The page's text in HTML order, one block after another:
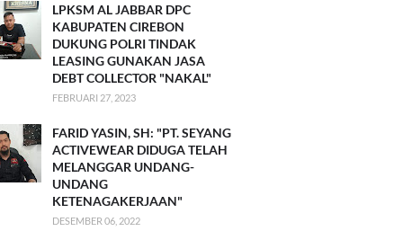
LPKSM AL JABBAR DPC
KABUPATEN CIREBON
DUKUNG POLRI TINDAK
LEASING GUNAKAN JASA
DEBT COLLECTOR "NAKAL"
FEBRUARI 27, 2023
FARID YASIN, SH: "PT. SEYANG
ACTIVEWEAR DIDUGA TELAH
MELANGGAR UNDANG-
UNDANG
KETENAGAKERJAAN"
DESEMBER 06, 2022